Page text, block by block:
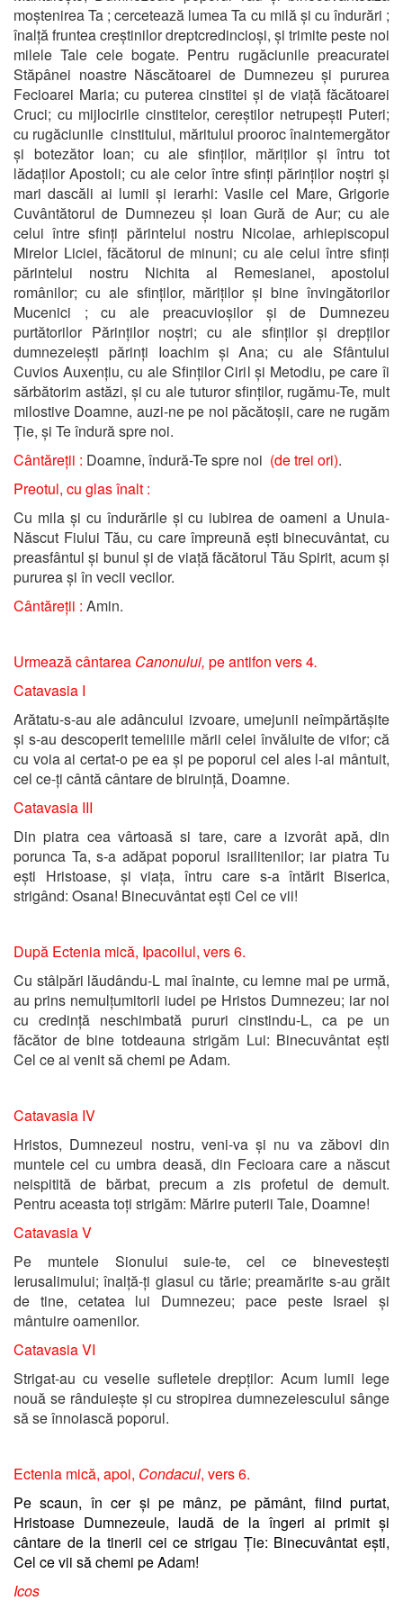
moștenirea Ta ; cercetează lumea Ta cu milă și cu îndurări ;
înalță fruntea creștinilor dreptcredincioși, și trimite peste noi
milele Tale cele bogate. Pentru rugăciunile preacuratei
Stăpânei noastre Născătoarei de Dumnezeu și pururea
Fecioarei Maria; cu puterea cinstitei și de viață făcătoarei
Cruci; cu mijlocirile cinstitelor, cereștilor netrupești Puteri;
cu rugăciunile cinstitului, măritului prooroc înaintemergător
și botezător Ioan; cu ale sfinților, măriților și întru tot
lădaților Apostoli; cu ale celor între sfinți părinților noștri și
mari dascăli ai lumii și ierarhi: Vasile cel Mare, Grigorie
Cuvântătorul de Dumnezeu și Ioan Gură de Aur; cu ale
celui între sfinți părintelui nostru Nicolae, arhiepiscopul
Mirelor Liciei, făcătorul de minuni; cu ale celui între sfinți
părintelui nostru Nichita al Remesianei, apostolul
românilor; cu ale sfinților, măriților și bine învingătorilor
Mucenici ; cu ale preacuvioșilor și de Dumnezeu
purtătorilor Părinților noștri; cu ale sfinților și drepților
dumnezeiești părinți Ioachim și Ana; cu ale Sfântului
Cuvios Auxențiu, cu ale Sfinților Ciril și Metodiu, pe care îi
sărbătorim astăzi, și cu ale tuturor sfinților, rugămu-Te, mult
milostive Doamne, auzi-ne pe noi păcătoșii, care ne rugăm
Ție, și Te îndură spre noi.
Cântăreții : Doamne, îndură-Te spre noi (de trei ori).
Preotul, cu glas înalt :
Cu mila și cu îndurările și cu iubirea de oameni a Unuia-
Născut Fiului Tău, cu care împreună ești binecuvântat, cu
preasfântul și bunul și de viață făcătorul Tău Spirit, acum și
pururea și în vecii vecilor.
Cântăreții : Amin.
Urmează cântarea Canonului, pe antifon vers 4.
Catavasia I
Arătatu-s-au ale adâncului izvoare, umejunii neîmpărtășite
și s-au descoperit temeliile mării celei învăluite de vifor; că
cu voia ai certat-o pe ea și pe poporul cel ales l-ai mântuit,
cel ce-ți cântă cântare de biruință, Doamne.
Catavasia III
Din piatra cea vârtoasă si tare, care a izvorât apă, din
porunca Ta, s-a adăpat poporul israilitenilor; iar piatra Tu
ești Hristoase, și viața, întru care s-a întărit Biserica,
strigând: Osana! Binecuvântat ești Cel ce vii!
După Ectenia mică, Ipacoilul, vers 6.
Cu stâlpări lăudându-L mai înainte, cu lemne mai pe urmă,
au prins nemulțumitorii iudei pe Hristos Dumnezeu; iar noi
cu credință neschimbată pururi cinstindu-L, ca pe un
făcător de bine totdeauna strigăm Lui: Binecuvântat ești
Cel ce ai venit să chemi pe Adam.
Catavasia IV
Hristos, Dumnezeul nostru, veni-va și nu va zăbovi din
muntele cel cu umbra deasă, din Fecioara care a născut
neispitită de bărbat, precum a zis profetul de demult.
Pentru aceasta toți strigăm: Mărire puterii Tale, Doamne!
Catavasia V
Pe muntele Sionului suie-te, cel ce binevestești
Ierusalimului; înalță-ți glasul cu tărie; preamărite s-au grăit
de tine, cetatea lui Dumnezeu; pace peste Israel și
mântuire oamenilor.
Catavasia VI
Strigat-au cu veselie sufletele drepților: Acum lumii lege
nouă se rânduiește și cu stropirea dumnezeiescului sânge
să se înnoiască poporul.
Ectenia mică, apoi, Condacul, vers 6.
Pe scaun, în cer și pe mânz, pe pământ, fiind purtat,
Hristoase Dumnezeule, laudă de la îngeri ai primit și
cântare de la tinerii cei ce strigau Ție: Binecuvântat ești,
Cel ce vii să chemi pe Adam!
Icos